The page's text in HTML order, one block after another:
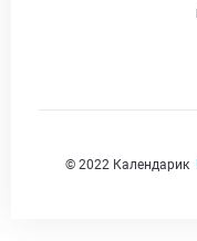
© 2022 Календарик